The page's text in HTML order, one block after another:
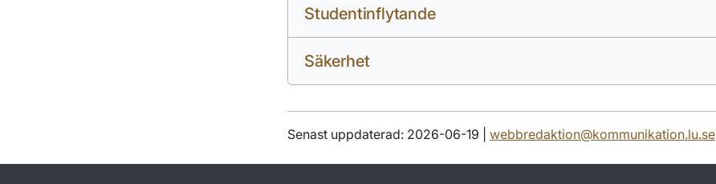
Studentinflytande
Säkerhet
Senast uppdaterad: 2026-06-19 | webbredaktion@kommunikation.lu.se